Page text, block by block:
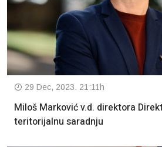
29 Dec, 2023. 21:11h
Miloš Marković v.d. direktora
teritorijalnu saradnju